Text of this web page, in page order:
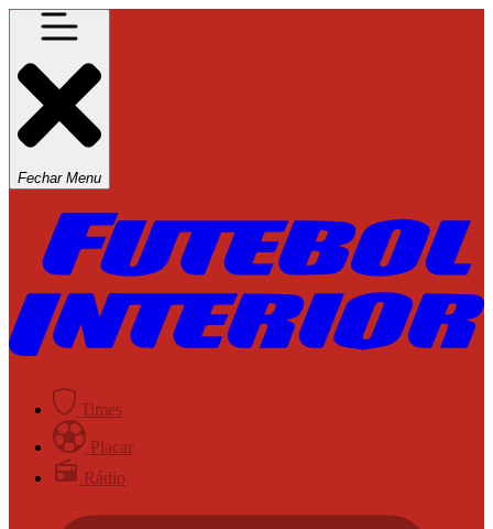
Fechar Menu
Times
Placar
Rádio